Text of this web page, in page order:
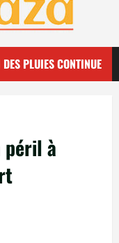
PLUIES CONTINUE
péril à